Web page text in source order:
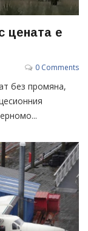
цената е
0 Comments
без промяна,